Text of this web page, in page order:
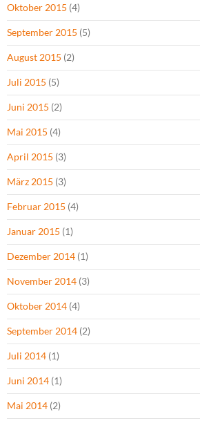
Oktober 2015 (4)
September 2015 (5)
August 2015 (2)
Juli 2015 (5)
Juni 2015 (2)
Mai 2015 (4)
April 2015 (3)
März 2015 (3)
Februar 2015 (4)
Januar 2015 (1)
Dezember 2014 (1)
November 2014 (3)
Oktober 2014 (4)
September 2014 (2)
Juli 2014 (1)
Juni 2014 (1)
Mai 2014 (2)